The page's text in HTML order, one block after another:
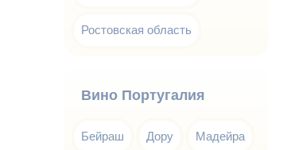
Ростовская область
Вино Португалия
Бейраш Дору Мадейра